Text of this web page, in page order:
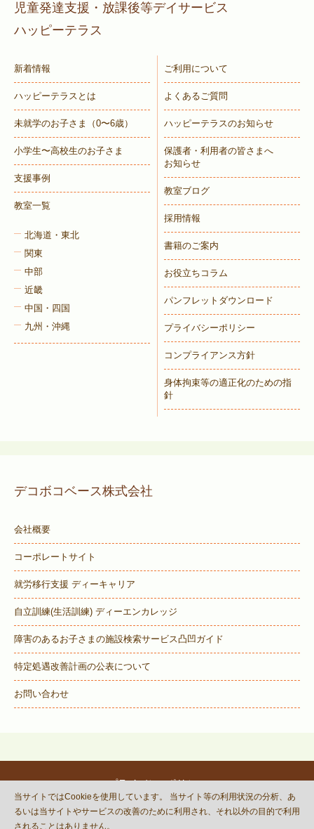
児童発達支援・放課後等デイサービス
ハッピーテラス
新着情報
ハッピーテラスとは
未就学のお子さま （0〜6歳）
小学生〜高校生のお子さま
支援事例
教室一覧
北海道・東北
関東
中部
近畿
中国・四国
九州・沖縄
ご利用について
よくあるご質問
ハッピーテラスのお知らせ
保護者・利用者の皆さまへ
お知らせ
教室ブログ
採用情報
書籍のご案内
お役立ちコラム
パンフレットダウンロード
プライバシーポリシー
コンプライアンス方針
身体拘束等の適正化のための指
針
デコボコベース株式会社
会社概要
コーポレートサイト
就労移行支援 ディーキャリア
自立訓練(生活訓練) ディーエンカレッジ
障害のあるお子さまの施設検索サービス凸凹ガイド
特定処遇改善計画の公表について
お問い合わせ
プライバシーポリシー
© DECOBOCO BASE Co.,Ltd.
当サイトではCookieを使用しています。 当サイト等の利用状況の分析、あ
るいは当サイトやサービスの改善のために利用され、それ以外の目的で利用
されることはありません。